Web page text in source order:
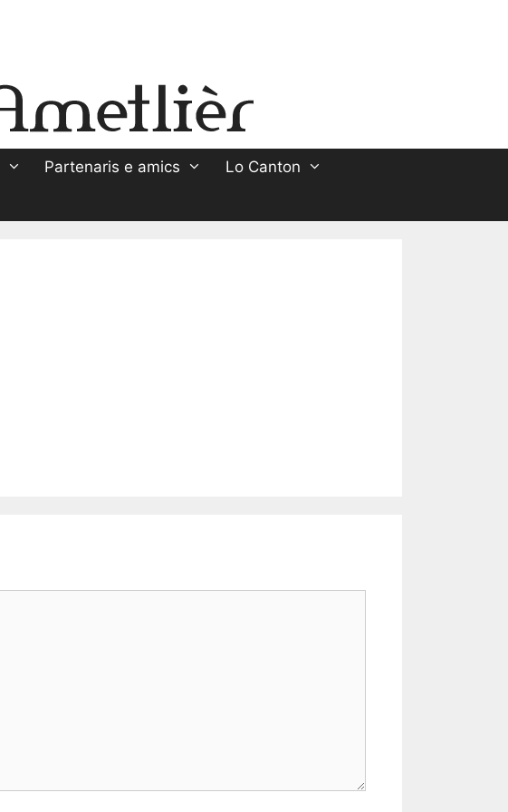
Partenaris e amics
Lo Canton